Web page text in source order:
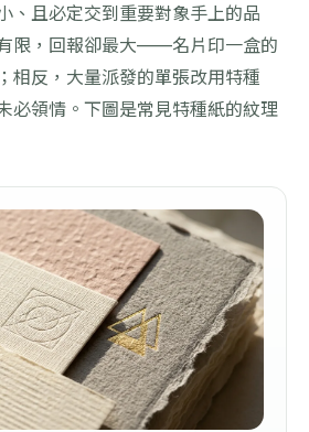
、且必定交到重要對象手上的品
限，回報卻最大——名片印一盒的
相反，大量派發的單張改用特種
必領情。下圖是常見特種紙的紋理